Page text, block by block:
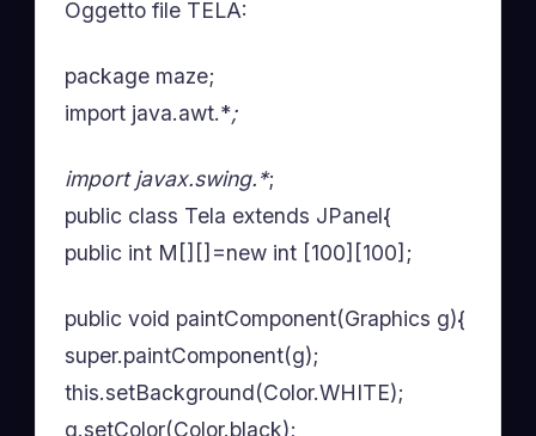
Oggetto file TELA:
package maze;
import java.awt.*;
import javax.swing.*;
public class Tela extends JPanel{
public int M[][]=new int [100][100];
public void paintComponent(Graphics g){
super.paintComponent(g);
this.setBackground(Color.WHITE);
g.setColor(Color.black);